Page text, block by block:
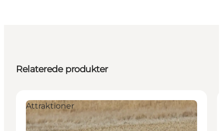
Relaterede produkter
Attraktioner